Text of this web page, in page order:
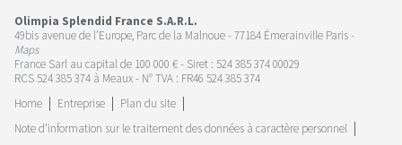
Olimpia Splendid France S.A.R.L.
49bis avenue de l’Europe, Parc de la Malnoue - 77184 Émerainville Paris -
Maps
France Sarl au capital de 100 000 € - Siret : 524 385 374 00029
RCS 524 385 374 à Meaux - N° TVA : FR46 524 385 374
Home
Entreprise
Plan du site
Note d'information sur le traitement des données à caractère personnel